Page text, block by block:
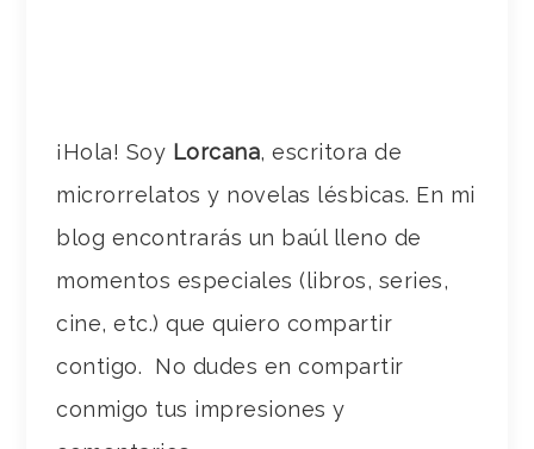
¡Hola! Soy Lorcana, escritora de
microrrelatos y novelas lésbicas. En mi
blog encontrarás un baúl lleno de
momentos especiales (libros, series,
cine, etc.) que quiero compartir
contigo. No dudes en compartir
conmigo tus impresiones y